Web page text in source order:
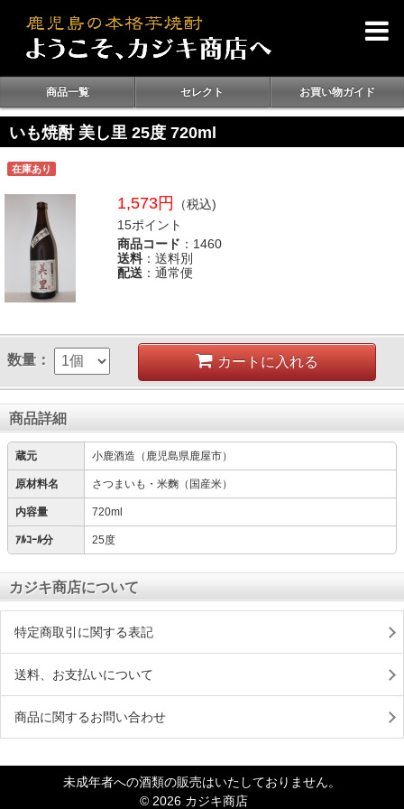
商品一覧 セレクト お買い物ガイド
いも焼酎 美し里 25度 720ml
在庫あり
1,573円
（税込)
15ポイント
商品コード ：1460
送料 ：送料別
配送 ：通常便
数量： カートに入れる
商品詳細
蔵元 小鹿酒造（鹿児島県鹿屋市）
原材料名 さつまいも・米麴（国産米）
内容量 720ml
ｱﾙｺｰﾙ分 25度
カジキ商店について
特定商取引に関する表記
送料、お支払いについて
商品に関するお問い合わせ
未成年者への酒類の販売はいたしておりません。
© 2026 カジキ商店